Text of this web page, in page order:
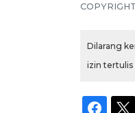
Dilarang
izin tertulis